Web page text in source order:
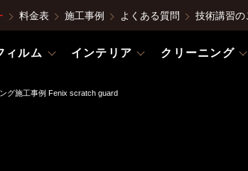
料金表 施工事例 よくある質問 技術講習の
ィルム インテリア クリーニング
グ施工事例 Fenix scratch guard